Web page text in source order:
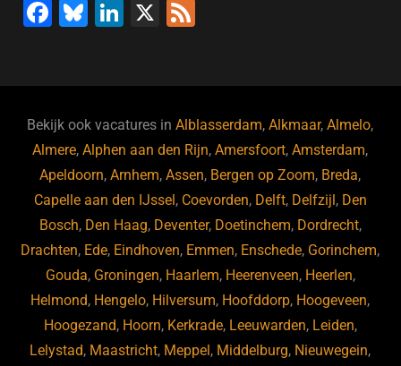
F
b
o
o
k
Bl
ky
Li
dI
n
X
Bekijk ook vacatures inAlblasserdam,Alkmaar,Almelo,
Almere,Alphen aan den Rijn,Amersfoort,Amsterdam,
Apeldoorn,Arnhem,Assen, Bergen op Zoom, Breda,
Capelle aan den IJssel, Coevorden, Delft, Delfzijl, Den
Bosch, Den Haag, Deventer, Doetinchem, Dordrecht,
Drachten, Ede, Eindhoven, Emmen, Enschede, Gorinchem,
Gouda, Groningen, Haarlem, Heerenveen, Heerlen,
Helmond, Hengelo, Hilversum, Hoofddorp, Hoogeveen,
Hoogezand, Hoorn, Kerkrade, Leeuwarden, Leiden,
Lelystad, Maastricht, Meppel, Middelburg, Nieuwegein,